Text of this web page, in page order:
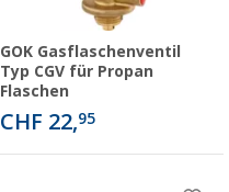
GOK Gasflaschenventil
Typ CGV für Propan
Flaschen
CHF 22,95